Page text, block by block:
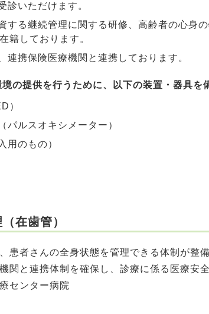
診いただけます。
する継続管理に関する研修、高齢者の心身
籍しております。
連携保険医療機関と連携しております。
の提供を行うために、以下の装置・器具を
）
パルスオキシメーター）
用のもの）
在歯管）
患者さんの全身状態を管理できる体制が整
関と連携体制を確保し、診療に係る医療安
センター病院